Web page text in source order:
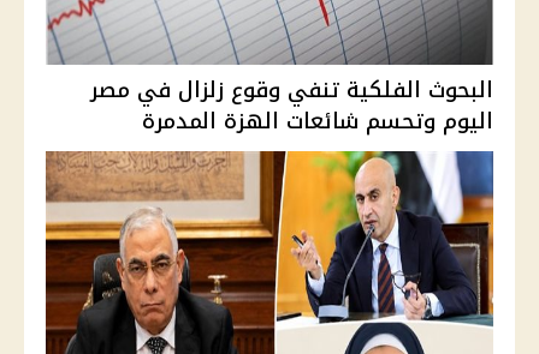
البحوث الفلكية تنفي وقوع زلزال في مصر
اليوم وتحسم شائعات الهزة المدمرة